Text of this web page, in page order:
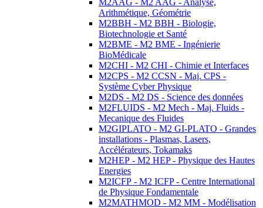
M2AAG - M2 AAG - Analyse,
Arithmétique, Géométrie
M2BBH - M2 BBH - Biologie,
Biotechnologie et Santé
M2BME - M2 BME - Ingénierie
BioMédicale
M2CHI - M2 CHI - Chimie et Interfaces
M2CPS - M2 CCSN - Maj. CPS -
Système Cyber Physique
M2DS - M2 DS - Science des données
M2FLUIDS - M2 Mech - Maj. Fluids -
Mecanique des Fluides
M2GIPLATO - M2 GI-PLATO - Grandes
installations - Plasmas, Lasers,
Accélérateurs, Tokamaks
M2HEP - M2 HEP - Physique des Hautes
Energies
M2ICFP - M2 ICFP - Centre International
de Physique Fondamentale
M2MATHMOD - M2 MM - Modélisation